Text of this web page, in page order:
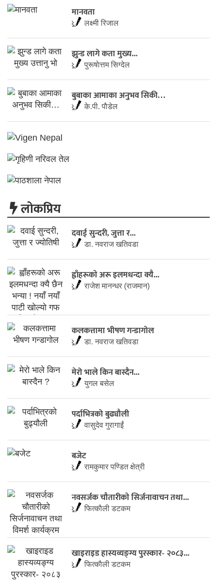
मानवता
लक्ष्मी रिजाल
झुन्ड लागे कता मुख्य...
पुरूषाेत्तम सिग्देल
बुबाका आमाका अनुभव सिकी…
के.पी. पाैडेल
लाेकप्रिय
दवाई सुन्दरी, जुत्ता र...
डा. नवराज खतिवडा
ह्वाँहरूकाे अरू इलमधन्दा क्यै...
राजेश मानन्धर (राजमान)
कलकत्तामा भीषण गन्डागोल
डा. नवराज खतिवडा
मेरो भाले किन बास्दैन...
युगल बसेल
पर्दाभित्रको बुढ्यौली
वासुदेव गुरागाईं
बजेट
रामकुमार पण्डित क्षेत्री
नवसर्जक चाैतारीकाे सिर्जनावाचन तथा...
फित्काैली डटकम
खाइराइड हास्यव्यङ्ग्य पुरस्कार- २०८३...
फित्काैली डटकम